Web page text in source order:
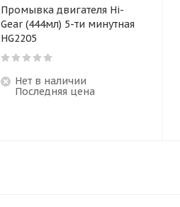
Промывка двигателя Hi-
Gear (444мл) 5-ти минутная
HG2205
Нет в наличии
Последняя цена